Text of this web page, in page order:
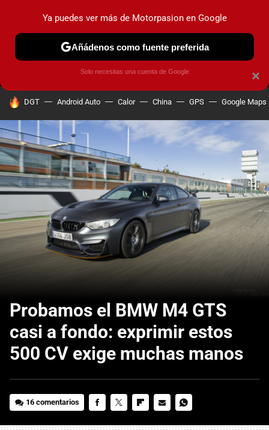
MENÚ NUEVO
COCHES ELÉCTRICOS OBSERVATORIO
HOY SE HABLA DE
DGT Android Auto Calor China GPS Google Maps
Probamos el BMW M4 GTS
casi a fondo: exprimir estos
500 CV exige muchas manos
16 comentarios
×
Ya puedes ver más de Motorpasion en Google
Añádenos como fuente preferida
Solo necesitas una cuenta de Google